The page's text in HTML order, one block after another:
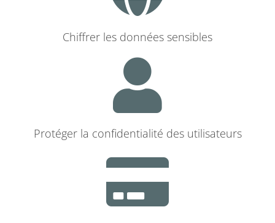
Chiffrer les données sensibles
Protéger la confidentialité des utilisateurs